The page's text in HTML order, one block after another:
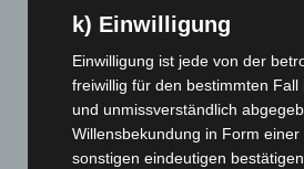
Juli 2023 (118)
Juni 2023
(142)
Mai 2023(139)
April 2023(155)
März 2023
k) Einwilligung
Einwilligung ist jede von der
freiwillig für den bestimmten
und unmissverständlich
Willensbekundung in Form
sonstigen eindeutigen